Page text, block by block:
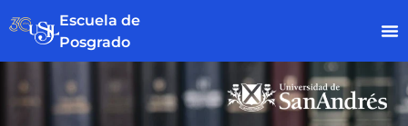
Escuela de
Posgrado